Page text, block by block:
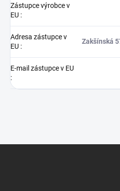
Zástupce výrobce v
EU :
Adresa zástupce v
EU :
Zakšínská
E-mail zástupce v EU
: